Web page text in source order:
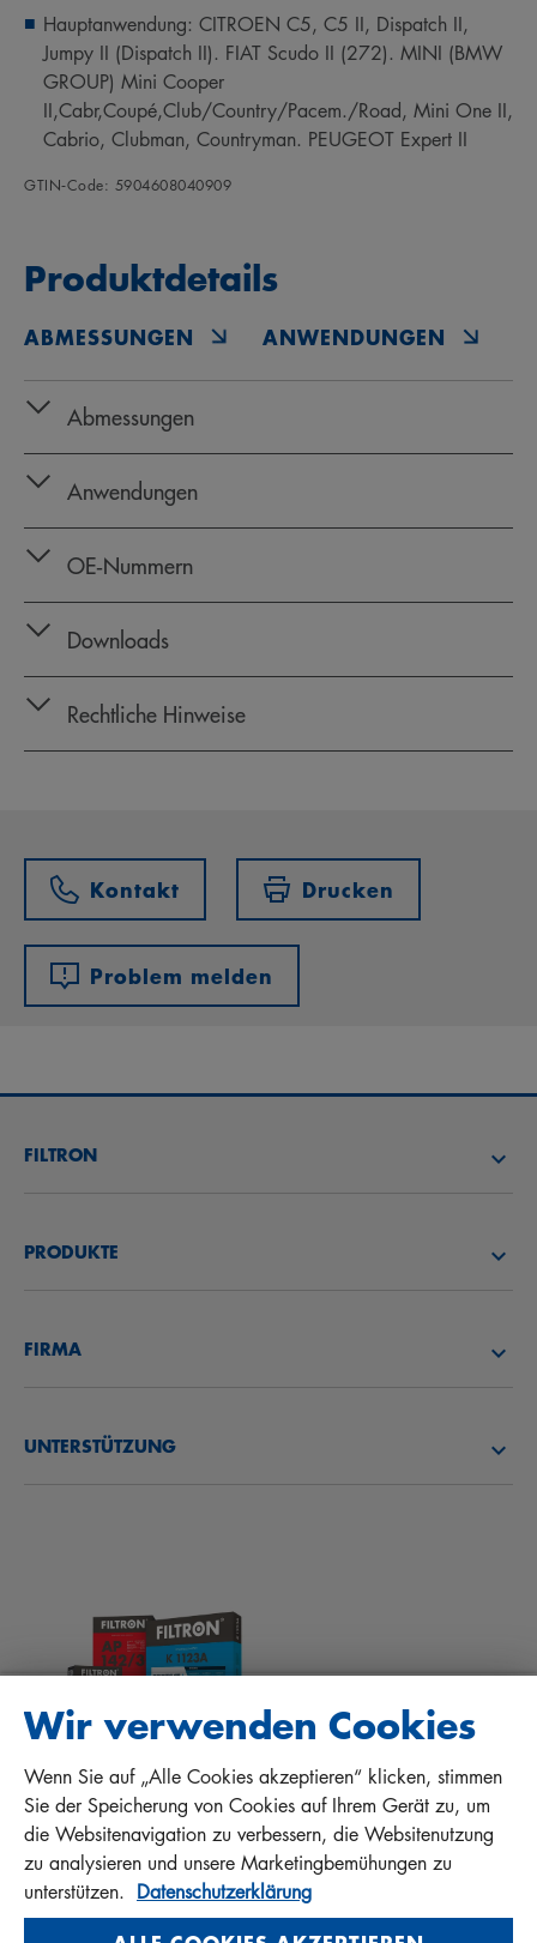
Hauptanwendung: CITROEN C5, C5 II, Dispatch II,
Jumpy II (Dispatch II). FIAT Scudo II (272). MINI (BMW
GROUP) Mini Cooper
II,Cabr,Coupé,Club/Country/Pacem./Road, Mini One II,
Cabrio, Clubman, Countryman. PEUGEOT Expert II
GTIN‑Code: 5904608040909
Produktdetails
ABMESSUNGEN ANWENDUNGEN
Abmessungen
Anwendungen
OE‑Nummern
Downloads
Rechtliche Hinweise
Kontakt Drucken
Problem melden
FILTRON
PRODUKTE
PROTECT+
FIRMA
UNTERSTÜTZUNG
FAQ
MANN+HUMMEL FT Poland
Sp. z o. o. Sp. k.
ul. Wrocławska 145, 63-800 GOSTYŃ, POLAND
Privacy Statement
Imprint
Wir verwenden Cookies
Wenn Sie auf „Alle Cookies akzeptieren“ klicken, stimmen
Sie der Speicherung von Cookies auf Ihrem Gerät zu, um
die Websitenavigation zu verbessern, die Websitenutzung
zu analysieren und unsere Marketingbemühungen zu
unterstützen. Datenschutzerklärung